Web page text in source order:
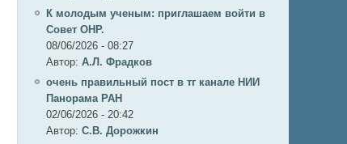
К молодым ученым: приглашаем войти в
Совет ОНР.
08/06/2026 - 08:27
Автор: А.Л. Фрадков
очень правильный пост в тг канале НИИ
Панорама РАН
02/06/2026 - 20:42
Автор: С.В. Дорожкин